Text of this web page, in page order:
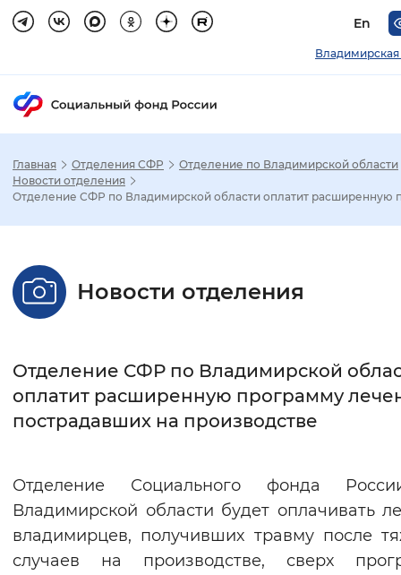
En
Владимирская
Настройка режима отображения
Стандартный Увеличенный
Интервал между буквами
Цвет сайта
Главная Отделения СФР
Отделение по Владимирской области
Новости отделения
Отделение СФР по Владимирской области оплатит расширенную
Новости отделения
Отделение СФР по Владимирской
оплатит расширенную программу
пострадавших на производстве
Отделение Социального фонда
Владимирской области будет оплачивать
владимирцев, получивших травму после
случаев на производстве, сверх